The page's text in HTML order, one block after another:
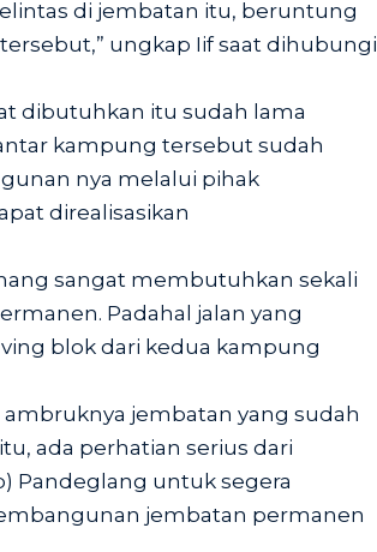
di jembatan itu, beruntung
ungkap Iif saat dihubungi
dibutuhkan itu sudah lama
kampung tersebut sudah
nya melalui pihak
direalisasikan
sangat membutuhkan sekali
Padahal jalan yang
blok dari kedua kampung
jembatan yang sudah
ada perhatian serius dari
Pandeglang untuk segera
jembatan permanen